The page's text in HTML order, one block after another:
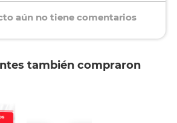
aún no tiene comentarios
también compraron